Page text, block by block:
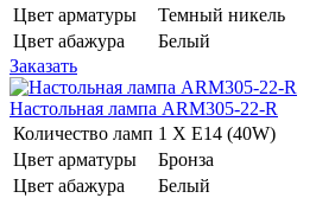
Цвет арматуры
Темный никель
Цвет абажура
Белый
Заказать
Настольная лампа ARM305-22-R
Количество ламп 1 Х E14 (40W)
Цвет арматуры
Бронза
Цвет абажура
Белый